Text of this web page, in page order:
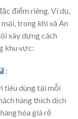
điểm riêng. Ví dụ,
trong khi xã An
xây dựng cách
khu vực:
:
tiêu dùng tại mỗi
hàng thích dịch
hóa giá rẻ